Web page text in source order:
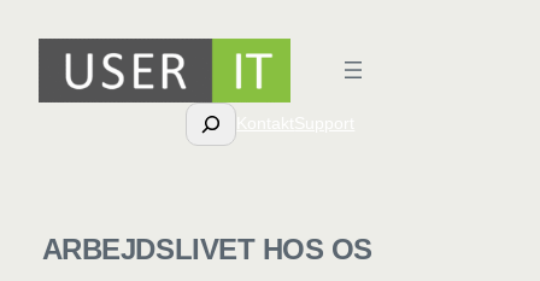
Søg
ARBEJDSLIVET HOS OS